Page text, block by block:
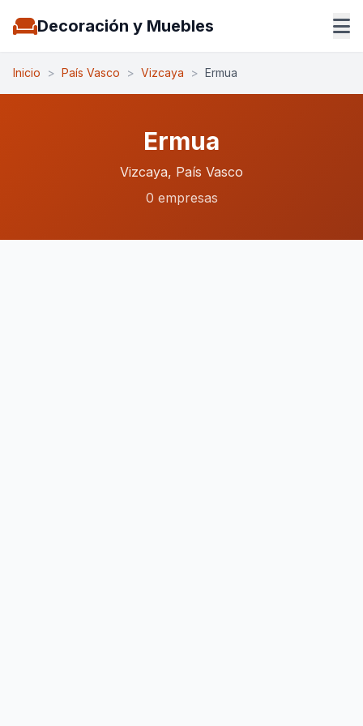
Decoración y Muebles
Inicio > País Vasco > Vizcaya > Ermua
Ermua
Vizcaya, País Vasco
0 empresas